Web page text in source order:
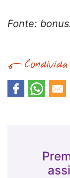
Fonte: